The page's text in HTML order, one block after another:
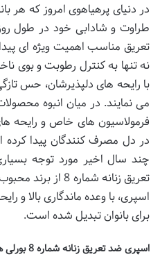
در دنیای پرهیاهوی امروز که هر
طراوت و شادابی خود در طول
تعریق مناسب اهمیت ویژه ای
نه تنها به کنترل رطوبت و بوی
با رایحه های دلپذیرشان، حس
می نمایند. در میان انبوه
فرمولاسیون های خاص و رایحه
در دل مصرف کنندگان پیدا
چند سال اخیر مورد توجه
تعریق زنانه
اسپری، با وعده ماندگاری بالا و
برای بانوان تبدیل شده است.
اسپری ضد تعریق زنانه شماره 8 بورلی هیلز: انتخابی برای طراوت همیشگی